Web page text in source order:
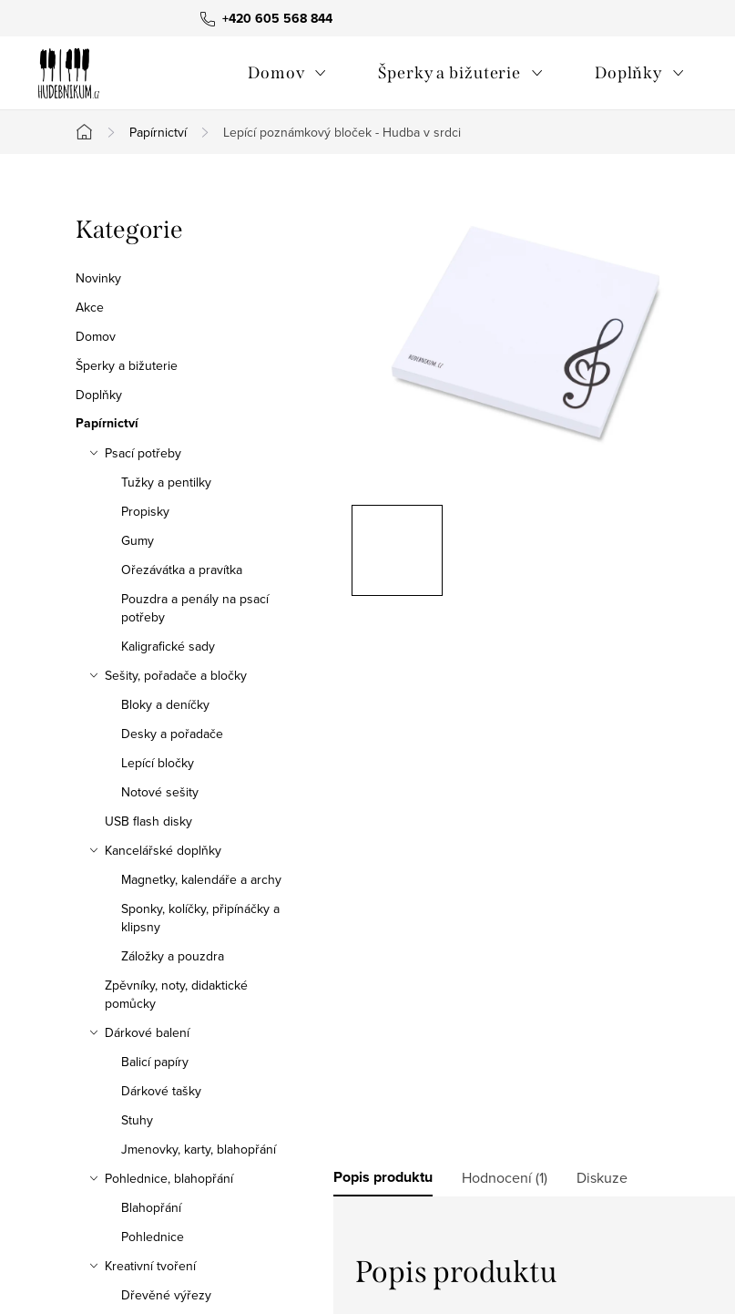
+420 605 568 844
Domov Šperky a bižuterie Doplňky
Domů
Papírnictví Lepící poznámkový bloček - Hudba v srdci
o
s
t
r
a
n
n
Přeskočit
kategorie
Kategorie
Novinky
Akce
Domov
Šperky a bižuterie
Doplňky
Papírnictví
Psací potřeby
Tužky a pentilky
Propisky
Gumy
Ořezávátka a pravítka
Pouzdra a penály na psací
potřeby
Kaligrafické sady
Sešity, pořadače a bločky
Bloky a deníčky
Desky a pořadače
Lepící bločky
Notové sešity
USB flash disky
Kancelářské doplňky
Magnetky, kalendáře a archy
Sponky, kolíčky, připínáčky a
klipsny
Záložky a pouzdra
Zpěvníky, noty, didaktické
pomůcky
Dárkové balení
Balicí papíry
Dárkové tašky
Stuhy
Jmenovky, karty, blahopřání
Pohlednice, blahopřání
Blahopřání
Pohlednice
Kreativní tvoření
Dřevěné výřezy
Popis produktu Hodnocení (1) Diskuze
Popis produktu